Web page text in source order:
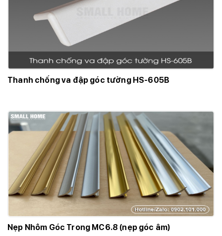
Thanh chống va đập góc tường HS-605B
Nẹp Nhôm Góc Trong MC6.8 (nẹp góc âm)